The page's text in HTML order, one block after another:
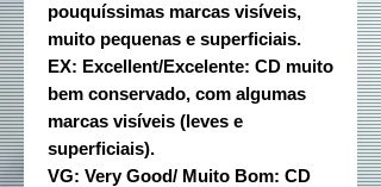
pouquíssimas marcas visíveis,
muito pequenas e superficiais.
EX: Excellent/Excelente: CD muito
bem conservado, com algumas
marcas visíveis (leves e
superficiais).
VG: Very Good/ Muito Bom: CD